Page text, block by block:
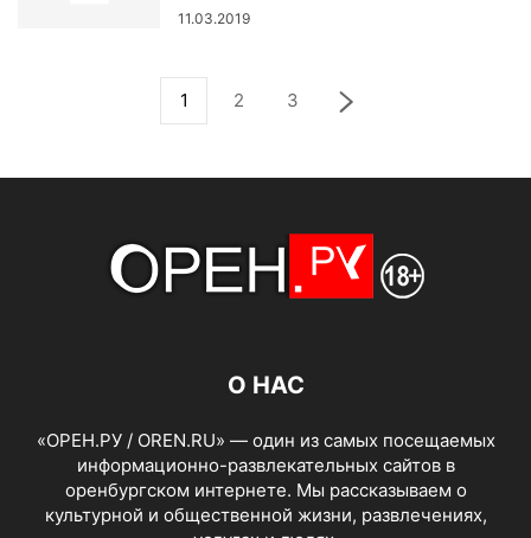
11.03.2019
1 2 3
О НАС
«ОРЕН.РУ / OREN.RU» — один из самых посещаемых
информационно-развлекательных сайтов в
оренбургском интернете. Мы рассказываем о
культурной и общественной жизни, развлечениях,